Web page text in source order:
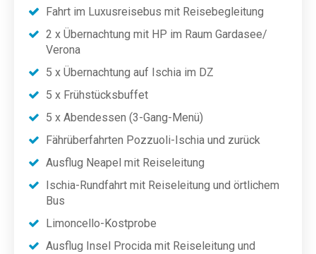
Fahrt im Luxusreisebus mit Reisebegleitung
2 x Übernachtung mit HP im Raum Gardasee/
Verona
5 x Übernachtung auf Ischia im DZ
5 x Frühstücksbuffet
5 x Abendessen (3-Gang-Menü)
Fährüberfahrten Pozzuoli-Ischia und zurück
Ausflug Neapel mit Reiseleitung
Ischia-Rundfahrt mit Reiseleitung und örtlichem
Bus
Limoncello-Kostprobe
Ausflug Insel Procida mit Reiseleitung und